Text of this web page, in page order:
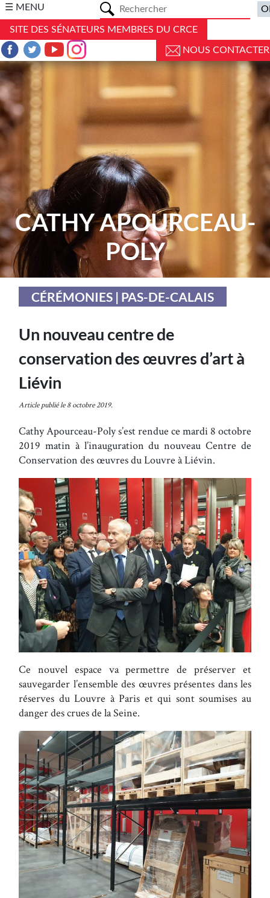
☰ MENU
SITE DES SÉNATEURS MEMBRES DU CRCE
NOUS CONTACTER
CATHY APOURCEAU-
POLY
CÉRÉMONIES | PAS-DE-CALAIS
Un nouveau centre de
conservation des œuvres d’art à
Liévin
Article publié le 8 octobre 2019.
Cathy Apourceau-Poly s’est rendue ce mardi 8 octobre
2019 matin à l’inauguration du nouveau Centre de
Conservation des œuvres du Louvre à Liévin.
Ce nouvel espace va permettre de préserver et
sauvegarder l’ensemble des œuvres présentes dans les
réserves du Louvre à Paris et qui sont soumises au
danger des crues de la Seine.